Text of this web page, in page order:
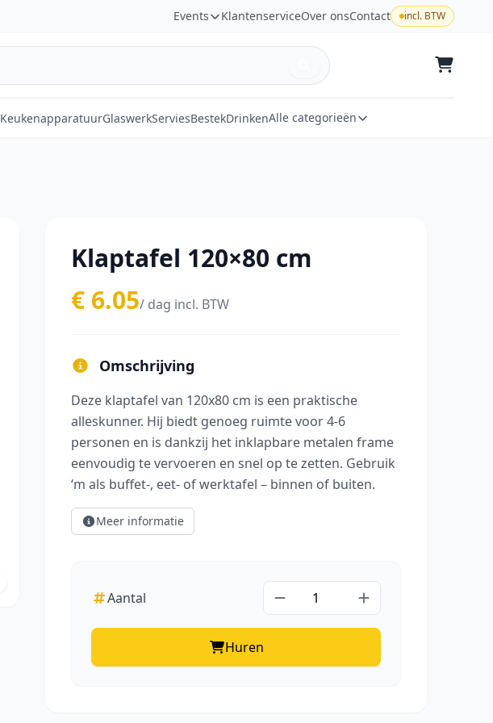
Events KlantenserviceOver onsContact incl. BTW
KeukenapparatuurGlaswerkServiesBestekDrinkenAlle categorieën
Klaptafel 120×80 cm
€ 6.05/ dag incl. BTW
Omschrijving
Deze klaptafel van 120x80 cm is een praktische
alleskunner. Hij biedt genoeg ruimte voor 4-6
personen en is dankzij het inklapbare metalen frame
eenvoudig te vervoeren en snel op te zetten. Gebruik
‘m als buffet-, eet- of werktafel – binnen of buiten.
Meer informatie
Aantal
Huren